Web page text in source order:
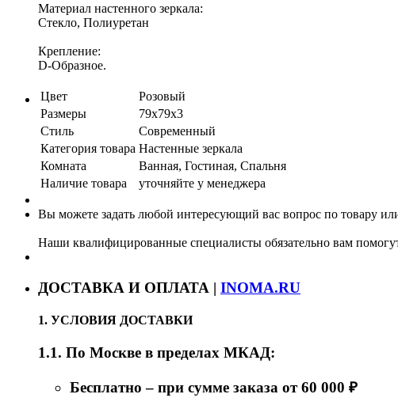
Материал настенного зеркала:
Стекло, Полиуретан
Крепление:
D-Образное.
Цвет
Розовый
Размеры
79x79х3
Стиль
Современный
Категория товара Настенные зеркала
Комната
Ванная, Гостиная, Спальня
Наличие товара
уточняйте у менеджера
Вы можете задать любой интересующий вас вопрос по товару
Наши квалифицированные специалисты обязательно вам
ДОСТАВКА И ОПЛАТА | INOMA.RU
1. УСЛОВИЯ ДОСТАВКИ
1.1. По Москве в пределах МКАД:
Бесплатно – при сумме заказа от 60 000 ₽